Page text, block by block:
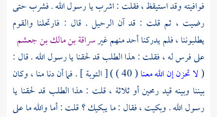
فوافيته وقد استيقظ ، فقلت : اشرب يا رسول الله . فشرب حتى
رضيت ، ثم قلت : قد آن الرحيل . قال : فارتحلنا والقوم
يطلبوننا ، فلم يدركنا أحد منهم غيرسراقة بن مالك بن جعشم
على فرس له ، فقلت : هذا الطلب قد لحقنا يا رسول الله . قال :
(لا تحزن إن الله معنا
( 40 ) ) [ التوبة ] . فما أن دنا منا ، وكان
بيننا وبينه قيد رمحين أو ثلاثة ، قلت : هذا الطلب قد لحقنا يا
رسول الله . وبكيت ، فقال : ما يبكيك ؟ قلت : أما والله ما على